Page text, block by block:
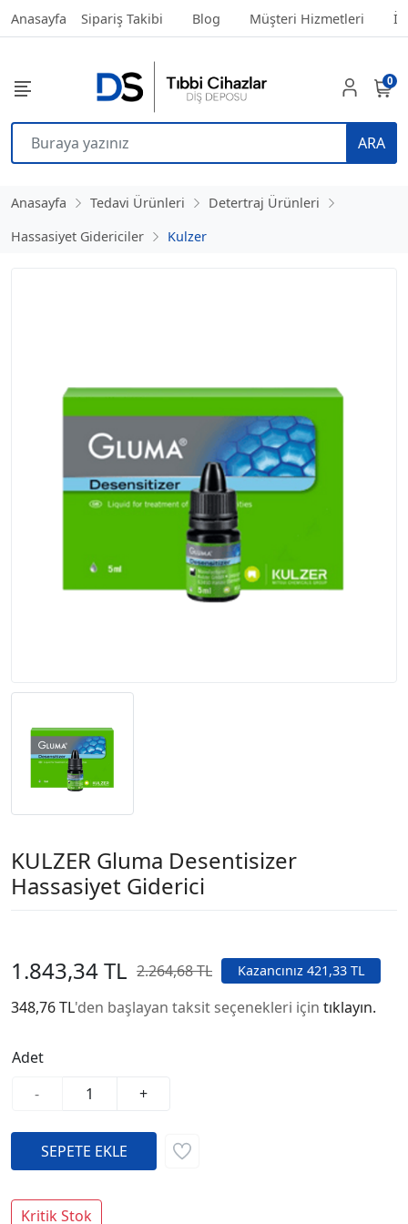
Anasayfa Sipariş Takibi Blog Müşteri Hizmetleri
ARA
0
Anasayfa Tedavi Ürünleri
Detertraj Ürünleri
Hassasiyet Gidericiler
Kulzer
KULZER Gluma Desentisizer
Hassasiyet Giderici
1.843,34 TL 2.264,68 TL Kazancınız 421,33 TL
348,76 TL'den başlayan taksit seçenekleri için tıklayın.
Adet
-
+
Kritik Stok